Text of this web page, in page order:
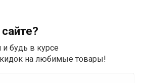
и будь в курсе
на любимые товары!